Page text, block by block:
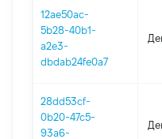
12ae50ac-
5b28-40b1-
a2e3-
dbdab24fe0a7
28dd53cf-
0b20-47c5-
93a6-